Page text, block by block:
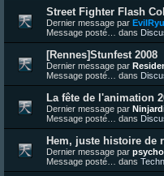
Street Fighter Flash
Dernier message par EvilRyu
Message posté… dans
[Rennes]Stunfest 2008
Dernier message par
Message posté… dans
La fête de l'animation
Dernier message par
Message posté… dans
Hem, juste histoire de
Dernier message par
Message posté… dans